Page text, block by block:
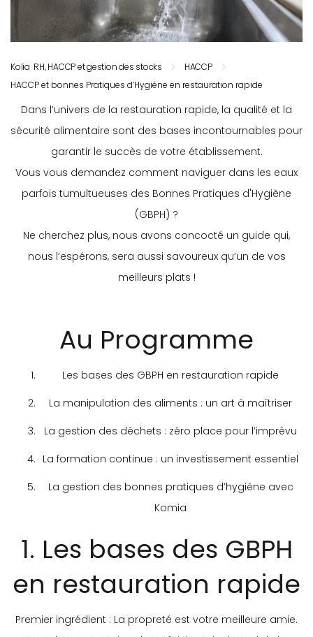
Kolia RH, HACCP et gestion des stocks
HACCP
HACCP et bonnes Pratiques d’Hygiène en restauration rapide
Dans l’univers de la restauration rapide, la qualité et la
sécurité alimentaire sont des bases incontournables pour
garantir le succès de votre établissement.
Vous vous demandez comment naviguer dans les eaux
parfois tumultueuses des Bonnes Pratiques d'Hygiène
(GBPH) ?
Ne cherchez plus, nous avons concocté un guide qui,
nous l’espérons, sera aussi savoureux qu’un de vos
meilleurs plats !
Au Programme
Les bases des GBPH en restauration rapide
La manipulation des aliments : un art à maîtriser
La gestion des déchets : zéro place pour l’imprévu
La formation continue : un investissement essentiel
La gestion des bonnes pratiques d’hygiène avec
Komia
1. Les bases des GBPH
en restauration rapide
Premier ingrédient : La propreté est votre meilleure amie.